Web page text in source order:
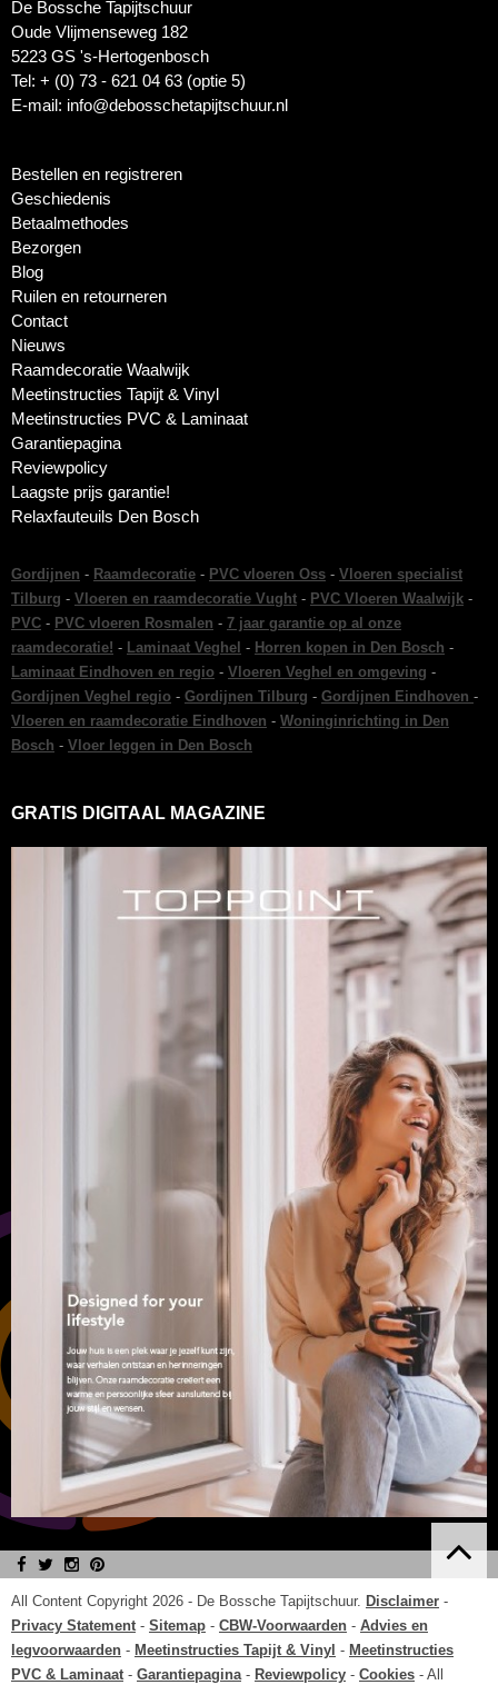
De Bossche Tapijtschuur
Oude Vlijmenseweg 182
5223 GS 's-Hertogenbosch
Tel: + (0) 73 - 621 04 63 (optie 5)
E-mail: info@debosschetapijtschuur.nl
Bestellen en registreren
Geschiedenis
Betaalmethodes
Bezorgen
Blog
Ruilen en retourneren
Contact
Nieuws
Raamdecoratie Waalwijk
Meetinstructies Tapijt & Vinyl
Meetinstructies PVC & Laminaat
Garantiepagina
Reviewpolicy
Laagste prijs garantie!
Relaxfauteuils Den Bosch
Gordijnen - Raamdecoratie - PVC vloeren Oss - Vloeren specialist
Tilburg - Vloeren en raamdecoratie Vught - PVC Vloeren Waalwijk -
PVC - PVC vloeren Rosmalen - 7 jaar garantie op al onze
raamdecoratie! - Laminaat Veghel - Horren kopen in Den Bosch -
Laminaat Eindhoven en regio - Vloeren Veghel en omgeving -
Gordijnen Veghel regio - Gordijnen Tilburg - Gordijnen Eindhoven -
Vloeren en raamdecoratie Eindhoven - Woninginrichting in Den
Bosch - Vloer leggen in Den Bosch
GRATIS DIGITAAL MAGAZINE
All Content Copyright 2026 - De Bossche Tapijtschuur. Disclaimer -
Privacy Statement- Sitemap - CBW-Voorwaarden - Advies en
legvoorwaarden - Meetinstructies Tapijt & Vinyl - Meetinstructies
PVC & Laminaat- Garantiepagina- Reviewpolicy - Cookies - All